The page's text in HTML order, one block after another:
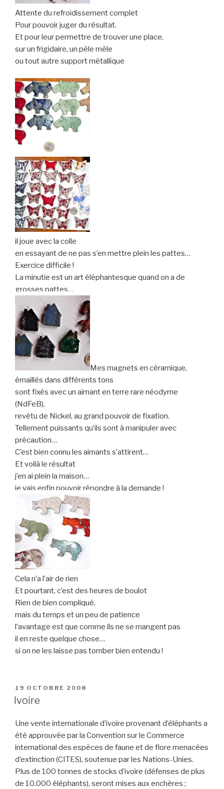
Attente du refroidissement complet
Pour pouvoir juger du résultat.
Et pour leur permettre de trouver une place,
sur un frigidaire, un pèle mèle
ou tout autre support métallique
il joue avec la colle
en essayant de ne pas s’en mettre plein les pattes…
Exercice difficile !
La minutie est un art éléphantesque quand on a de
grosses pattes…
Mes magnets en céramique,
émaillés dans différents tons
sont fixés avec un aimant en terre rare néodyme
(NdFeB),
revêtu de Nickel, au grand pouvoir de fixation.
Tellement puissants qu’ils sont à manipuler avec
précaution…
C’est bien connu les aimants s’attirent…
Et voilà le résultat
j’en ai plein la maison…
je vais enfin pouvoir répondre à la demande !
Cela n’a l’air de rien
Et pourtant, c’est des heures de boulot
Rien de bien compliqué,
mais du temps et un peu de patience
l’avantage est que comme ils ne se mangent pas
il en reste quelque chose…
si on ne les laisse pas tomber bien entendu !
PUBLIÉ
LE
19 OCTOBRE 2008
Ivoire
Une vente internationale d’ivoire provenant d’éléphants a
été approuvée par la Convention sur le Commerce
international des espèces de faune et de flore menacées
d’extinction (CITES), soutenue par les Nations-Unies.
Plus de 100 tonnes de stocks d’ivoire (défenses de plus
de 10.000 éléphants), seront mises aux enchères ;